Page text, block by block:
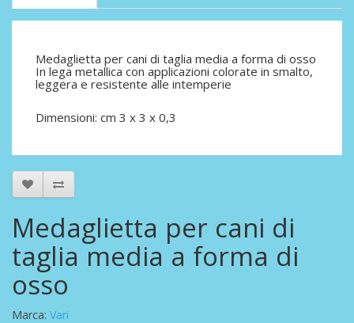
Medaglietta per cani di taglia media a forma di osso
In lega metallica con applicazioni colorate in smalto,
leggera e resistente alle intemperie
Dimensioni: cm 3 x 3 x 0,3
Medaglietta per cani di
taglia media a forma di
osso
Marca: Vari